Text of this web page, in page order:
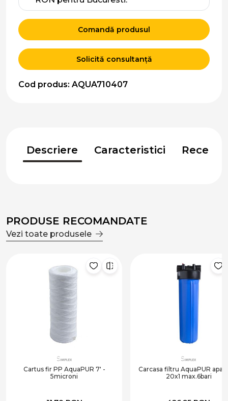
Comandă produsul
Solicită consultanță
Cod produs: AQUA710407
Descriere Caracteristici
PRODUSE RECOMANDATE
Vezi toate produsele
Cartus fir PP AquaPUR 7' -
5microni
Carcasa filtru AquaPUR apa
20x1 max.6bari